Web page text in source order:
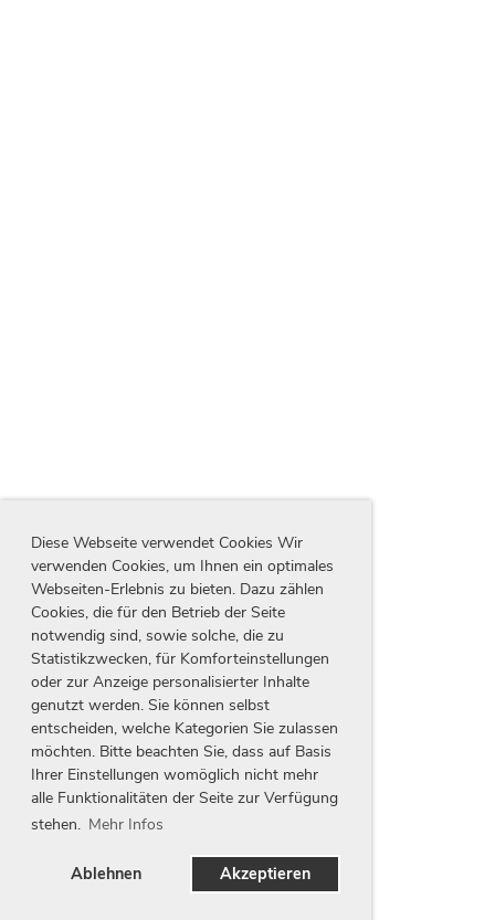
Diese Webseite verwendet Cookies Wir
verwenden Cookies, um Ihnen ein optimales
Webseiten-Erlebnis zu bieten. Dazu zählen
Cookies, die für den Betrieb der Seite
notwendig sind, sowie solche, die zu
Statistikzwecken, für Komforteinstellungen
oder zur Anzeige personalisierter Inhalte
genutzt werden. Sie können selbst
entscheiden, welche Kategorien Sie zulassen
möchten. Bitte beachten Sie, dass auf Basis
Ihrer Einstellungen womöglich nicht mehr
alle Funktionalitäten der Seite zur Verfügung
stehen. Mehr Infos
Ablehnen Akzeptieren